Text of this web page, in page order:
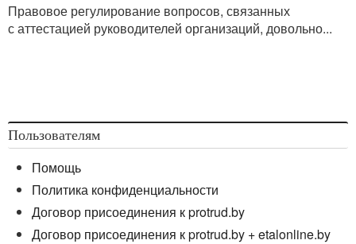
Правовое регулирование вопросов, связанных
с аттестацией руководителей организаций, довольно...
Пользователям
Помощь
Политика конфиденциальности
Договор присоединения к protrud.by
Договор присоединения к protrud.by + etalonline.by